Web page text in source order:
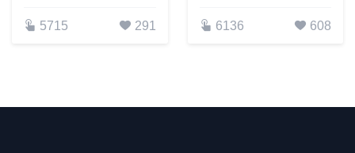
5715 291 6136 608